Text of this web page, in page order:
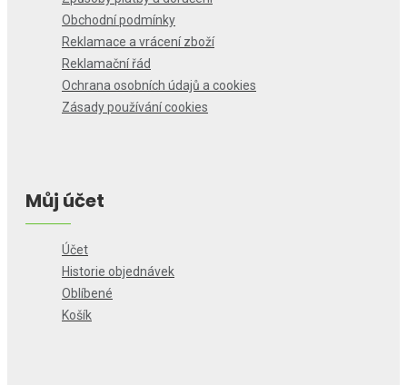
Obchodní podmínky
Reklamace a vrácení zboží
Reklamační řád
Ochrana osobních údajů a cookies
Zásady používání cookies
Můj účet
Účet
Historie objednávek
Oblíbené
Košík